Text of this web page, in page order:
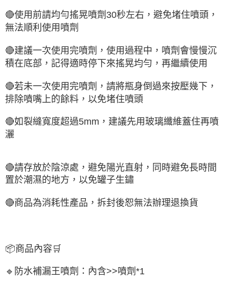
🔴使用前請均勻搖晃噴劑30秒左右，避免堵住噴頭，
無法順利使用噴劑
🔴建議一次使用完噴劑，使用過程中，噴劑會慢慢沉
積在底部，記得適時停下來搖晃均勻，再繼續使用
🔴若未一次使用完噴劑，請將瓶身倒過來按壓幾下，
排除噴嘴上的餘料，以免堵住噴頭
🔴如裂縫寬度超過5mm，建議先用玻璃纖維蓋住再噴
灑
🔴請存放於陰涼處，避免陽光直射，同時避免長時間
置於潮濕的地方，以免罐子生鏽
🔴商品為消耗性產品，拆封後恕無法辦理退換貨
📦商品內容🛒
🔹防水補漏王噴劑：內含>>噴劑*1